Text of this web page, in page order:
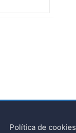
Política de cookies